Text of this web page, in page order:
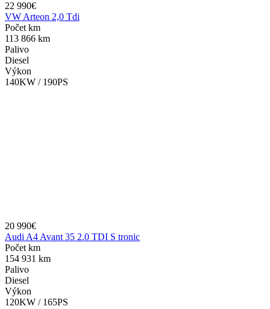
22 990€
VW Arteon 2,0 Tdi
Počet km
113 866 km
Palivo
Diesel
Výkon
140KW / 190PS
20 990€
Audi A4 Avant 35 2.0 TDI S tronic
Počet km
154 931 km
Palivo
Diesel
Výkon
120KW / 165PS